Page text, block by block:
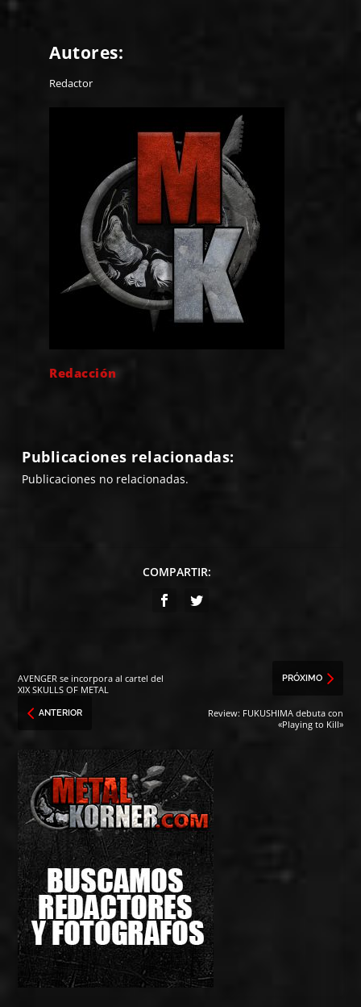
Autores:
Redactor
Redacción
Publicaciones relacionadas:
Publicaciones no relacionadas.
COMPARTIR:
AVENGER se incorpora al cartel del
XIX SKULLS OF METAL
ANTERIOR
PRÓXIMO
Review: FUKUSHIMA debuta con
«Playing to Kill»